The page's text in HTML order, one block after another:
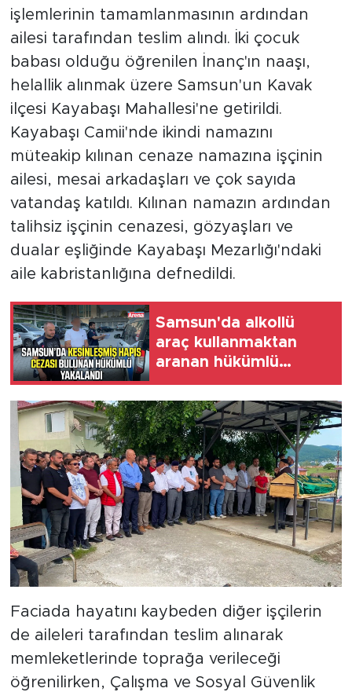
işlemlerinin tamamlanmasının ardından
ailesi tarafından teslim alındı. İki çocuk
babası olduğu öğrenilen İnanç'ın naaşı,
helallik alınmak üzere Samsun'un Kavak
ilçesi Kayabaşı Mahallesi'ne getirildi.
Kayabaşı Camii'nde ikindi namazını
müteakip kılınan cenaze namazına işçinin
ailesi, mesai arkadaşları ve çok sayıda
vatandaş katıldı. Kılınan namazın ardından
talihsiz işçinin cenazesi, gözyaşları ve
dualar eşliğinde Kayabaşı Mezarlığı'ndaki
aile kabristanlığına defnedildi.
Samsun'da alkollü
araç kullanmaktan
aranan hükümlü
cezaevine gönderildi
Faciada hayatını kaybeden diğer işçilerin
de aileleri tarafından teslim alınarak
memleketlerinde toprağa verileceği
öğrenilirken, Çalışma ve Sosyal Güvenlik